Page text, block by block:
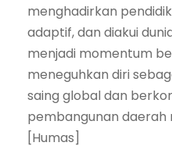
menghadirkan
adaptif, dan diakui
menjadi momentum
meneguhkan diri
saing global dan
pembangunan daerah
[Humas]